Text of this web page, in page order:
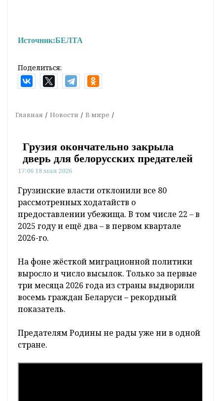
Источник:БЕЛТА
Поделиться:
Главная Новости В мире
Грузия окончательно закрыла
дверь для белорусских предателей
17:06 18 мая 2026
Грузинские власти отклонили все 80
рассмотренных ходатайств о
предоставлении убежища. В том числе 22 – в
2025 году и ещё два – в первом квартале
2026-го.
На фоне жёсткой миграционной политики
выросло и число высылок. Только за первые
три месяца 2026 года из страны выдворили
восемь граждан Беларуси – рекордный
показатель.
Предателям Родины не рады уже ни в одной
стране.